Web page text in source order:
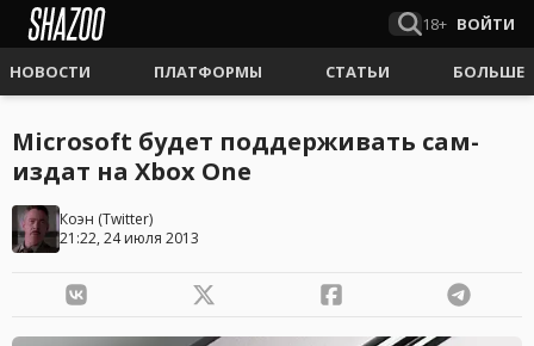
18+ ВОЙТИ
НОВОСТИ ПЛАТФОРМЫ СТАТЬИ БОЛЬШЕ
Microsoft будет поддерживать сам-
издат на Xbox One
Коэн (Twitter)
21:22, 24 июля 2013